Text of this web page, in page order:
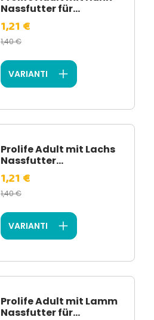
Nassfutter für...
1,21 €
1,40 €
VARIANTI
Prolife Adult mit Lachs
Nassfutter...
1,21 €
1,40 €
VARIANTI
Prolife Adult mit Lamm
Nassfutter für...